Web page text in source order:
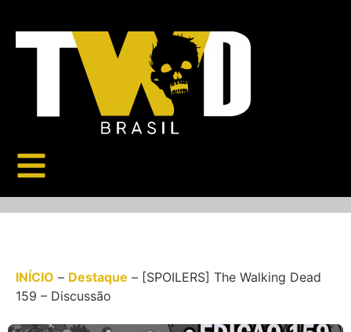
INÍCIO – Destaque – [SPOILERS] The Walking Dead
159 – Discussão